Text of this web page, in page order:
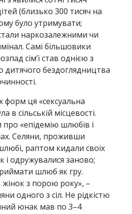
(близько 300 тисяч на
було утримувати;
наркозалежними чи
Самі більшовики
сім’ї став однією з
дитячого бездоглядництва
форм ця «сексуальна
в сільській місцевості.
«епідемію шлюбів і
Селяни, проживши
раптом кидали своїх
і одружувалися заново;
шлюб як гру.
жінок з порою року», –
одного з сіл. Не рідкістю
юнак мав по 3–4